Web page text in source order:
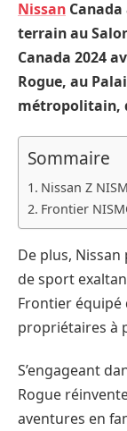
Nissan
terrain au
Canada 2024
Rogue, au
métropolitain,
Sommaire
Nissan Z
Frontier
De plus,
de sport
Frontier équipé
propriétaires à
S’engageant
Rogue
aventures en